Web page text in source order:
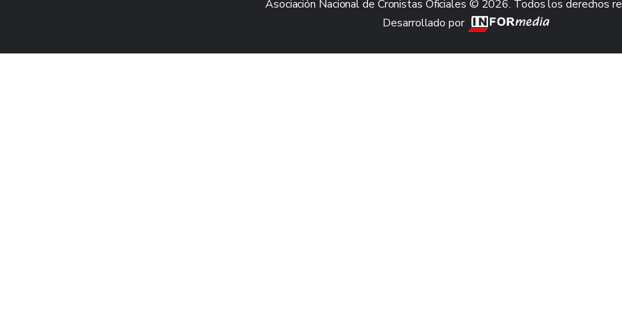
Asociación Nacional de Cronistas Oficiales © 2026. Todos los derechos
Desarrollado por